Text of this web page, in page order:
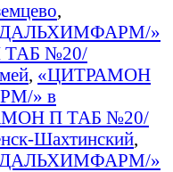
,
»
№20/
, «ЦИТРАМОН
» в
П ТАБ №20/
Шахтинский,
»